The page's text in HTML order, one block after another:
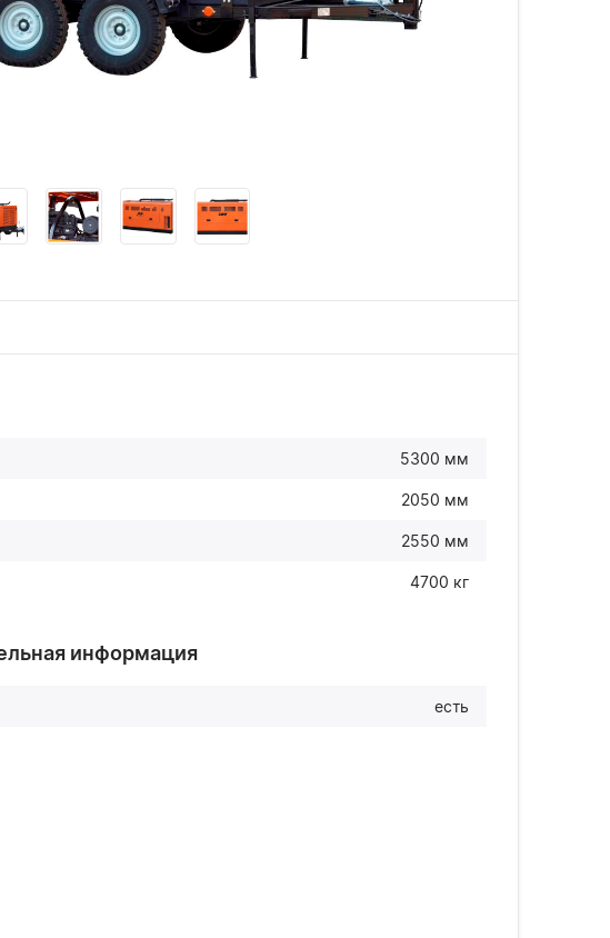
5300 мм
2050 мм
2550 мм
4700 кг
информация
есть